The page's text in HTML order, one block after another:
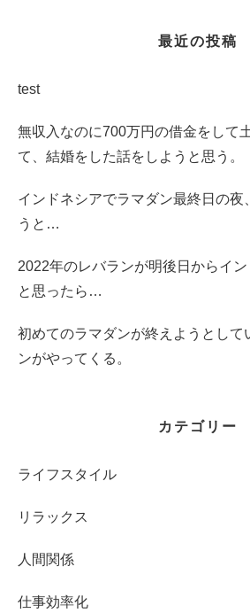
最近の投稿
test
無収入なのに700万円の借金をして
て、結婚をした話をしようと思う。
インドネシアでラマダン最終日の夜
うと…
2022年のレバランが明後日からイ
と思ったら…
初めてのラマダンが終えようとして
ンがやってくる。
カテゴリー
ライフスタイル
リラックス
人間関係
仕事効率化